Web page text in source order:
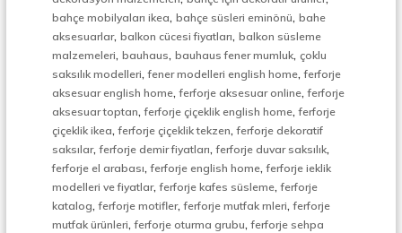
r
d
i
v
e
n
e
t
a
l
S
e
bahçe mobilyaları ikea, bahçe süsleri eminönü, bahe
aksesuarlar, balkon cücesi fiyatları, balkon süsleme
malzemeleri, bauhaus, bauhaus fener mumluk, çoklu
saksılık modelleri,fener modelleri english home,ferforje
aksesuar english home,ferforje aksesuar online,ferforje
aksesuar toptan,ferforje çiçeklik english home,ferforje
çiçeklik ikea,ferforje çiçeklik tekzen,ferforje dekoratif
saksılar,ferforje demir fiyatları,ferforje duvar saksılık,
ferforje el arabası,ferforje english home,ferforje ieklik
modelleri ve fiyatlar,ferforje kafes süsleme,ferforje
katalog,ferforje motifler,ferforje mutfak rnleri,ferforje
mutfak ürünleri,ferforje oturma grubu,ferforje sehpa